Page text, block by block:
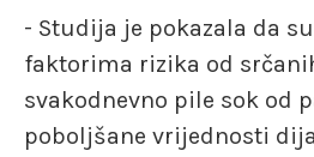
- Studija je pokazala da
faktorima rizika od
svakodnevno pile sok od
poboljšane vrijednosti